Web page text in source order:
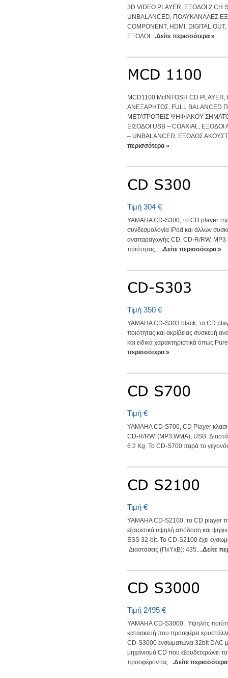
3D VIDEO PLAYER, ΕΞΟΔΟΙ 2 CH
UNBALANCED, ΠΟΛΥΚΑΝΑΛΕΣ
COMPONENT, HDMI, DIGITAL
ΕΞΟΔΟΙ... .Δείτε περισσότερα »
MCD1100 McINTOSH CD PLAYER,
ΑΝΕΞΑΡΗΤΟΣ, FULL BALANCED
ΜΕΤΑΤΡΟΠΕΙΣ ΨΗΦΙΑΚΟΥ
ΕΙΣΟΔΟΙ USB – COAXIAL,
– UNBALANCED, ΕΞΟΔΟΣ
περισσότερα »
Τιμή 304 €
YAMAHA CD-S300, το CD player
συνδεσμολογία iPod και άλλων
αναπαραγωγής CD, CD-R/RW, MP3
ποιότητας,... .Δείτε περισσότερα »
Τιμή 350 €
YAMAHA CD-S303 black, το CD
ποιότητας και ακρίβειας συσκευή
και ειδικά χαρακτηριστικά όπως
περισσότερα »
Τιμή €
YAMAHA CD-S700, CD Player
CD-R/RW, (MP3,WMA), USB.
6.2 Kg. Το CD-S700 παρά το γεγονός
Τιμή €
YAMAHA CD-S2100, το CD player
εξαιρετικά υψηλή απόδοση και
ΕSS 32-bit. Το CD-S2100 έχει
Διαστάσεις (ΠxYxB): 435... .Δείτε
Τιμή 2495 €
YAMAHA CD-S3000, Υψηλής
κατασκευή που προσφέρει
CD-S3000 ενσωματώνει 32bit DAC
μηχανισμό CD που εξουδετερώνει
προσφέροντας....Δείτε